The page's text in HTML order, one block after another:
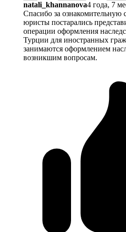
natali_khannanova4 года, 7
Спасибо за ознакомительную
юристы постарались
операции оформления
Турции для иностранных
занимаются оформлением
возникшим вопросам.